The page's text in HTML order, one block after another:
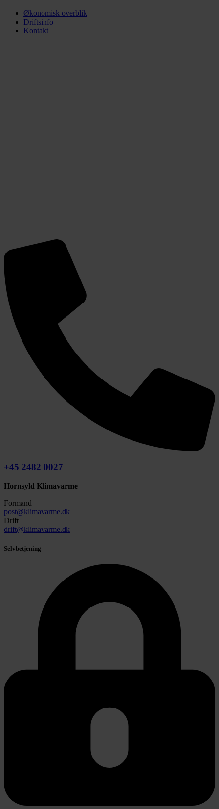
Økonomisk overblik
Driftsinfo
Kontakt
+45 2482 0027
Hornsyld Klimavarme
Formand
post@klimavarme.dk
Drift
drift@klimavarme.dk
Selvbetjening